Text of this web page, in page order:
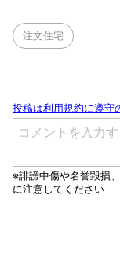
注文住宅